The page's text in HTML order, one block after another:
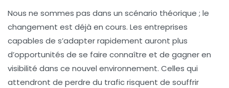
Nous ne sommes pas dans un scénario théorique ; le
changement est déjà en cours. Les entreprises
capables de s’adapter rapidement auront plus
d’opportunités de se faire connaître et de gagner en
visibilité dans ce nouvel environnement. Celles qui
attendront de perdre du trafic risquent de souffrir